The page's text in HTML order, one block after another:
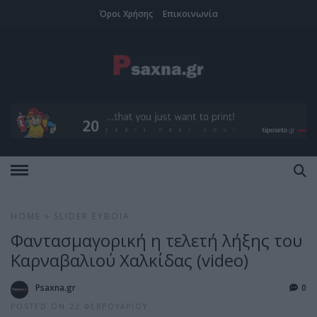
Όροι Χρήσης Επικοινωνία
HOME SLIDER ΕΎΒΟΙΑ
Φαντασμαγορική η τελετή λήξης του
Καρναβαλιού Χαλκίδας (video)
Psaxna.gr
POSTED ON 22 ΦΕΒΡΟΥΑΡΊΟΥ
0